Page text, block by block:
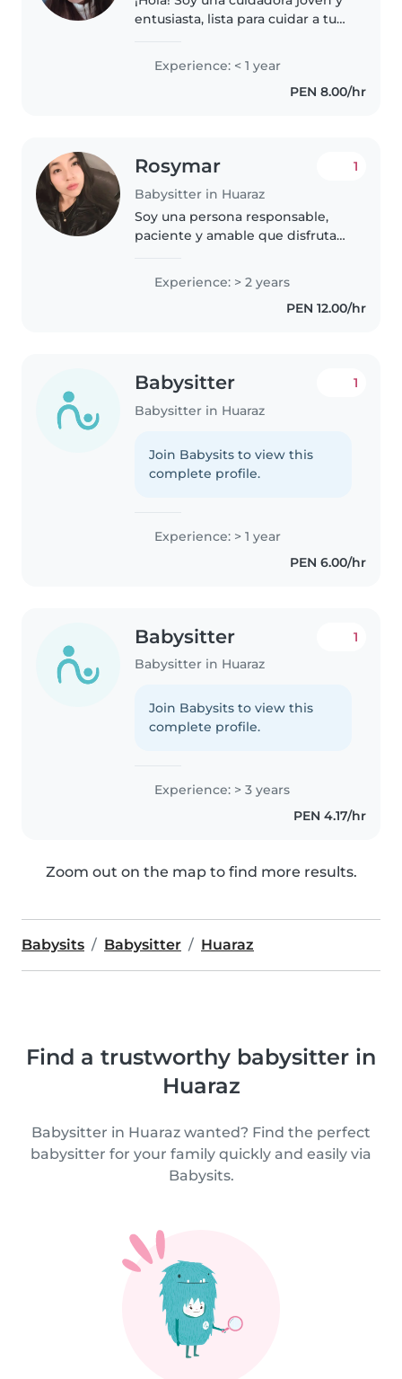
entusiasta, lista para cuidar a tus
soy nueva en el cuidado infantil,
tengo mucha energía y
creatividad para entretener..
Experience: < 1 year
PEN 8.00/hr
Rosymar
Babysitter in Huaraz
1
Soy una persona responsable,
paciente y amable que disfruta
Tengo experiencia cuidando a
mis sobrinos y primos,
ayudándolos en sus actividades
Experience: > 2 years
PEN 12.00/hr
Babysitter
Babysitter in Huaraz
1
Join Babysits to view this
complete profile.
Experience: > 1 year
PEN 6.00/hr
Babysitter
Babysitter in Huaraz
1
Join Babysits to view this
complete profile.
Experience: > 3 years
PEN 4.17/hr
Zoom out on the map to find more results.
Babysits Babysitter Huaraz
Find a trustworthy babysitter in
Huaraz
Babysitter in Huaraz wanted? Find the perfect
babysitter for your family quickly and easily via
Babysits.